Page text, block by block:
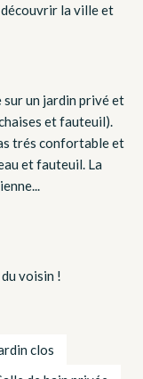
la ville et
sur un jardin privé et
et fauteuil).
trés confortable et
et fauteuil. La
voisin !
clos